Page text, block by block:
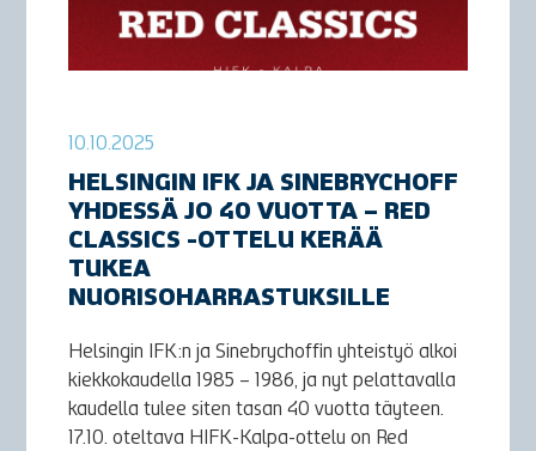
10.10.2025
HELSINGIN IFK JA SINEBRYCHOFF
YHDESSÄ JO 40 VUOTTA – RED
CLASSICS -OTTELU KERÄÄ
TUKEA
NUORISOHARRASTUKSILLE
Helsingin IFK:n ja Sinebrychoffin yhteistyö alkoi
kiekkokaudella 1985 – 1986, ja nyt pelattavalla
kaudella tulee siten tasan 40 vuotta täyteen.
17.10. oteltava HIFK-Kalpa-ottelu on Red